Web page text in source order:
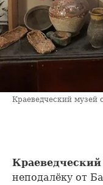
Краеведческий музей
неподалёку от